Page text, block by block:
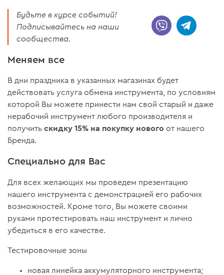
Будьте в курсе событий!
Подписывайтесь на наши
сообщества.
Меняем все
В дни праздника в указанных магазинах будет
действовать услуга обмена инструмента, по условиям
которой Вы можете принести нам свой старый и даже
нерабочий инструмент любого производителя и
получитьскидку 15% на покупку нового от нашего
Бренда.
Специально для Вас
Для всех желающих мы проведем презентацию
нашего инструмента с демонстрацией его рабочих
возможностей. Кроме того, Вы можете своими
руками протестировать наш инструмент и лично
убедиться в его качестве.
Тестировочные зоны
новая линейка аккумуляторного инструмента;